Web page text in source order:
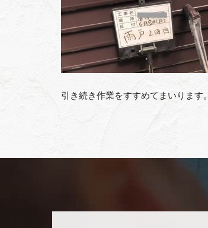
引き続き作業をすすめてまいります。